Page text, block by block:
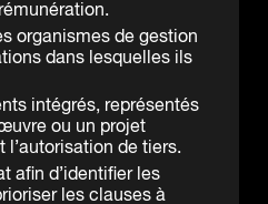
organismes de gestion
dans lesquelles ils
intégrés, représentés
ou un projet
de tiers.
afin d’identifier les
les clauses à